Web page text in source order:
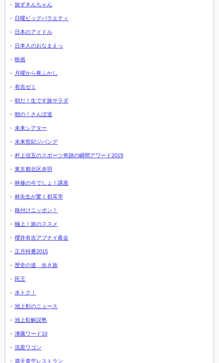
旅ずきんちゃん
日曜ビッグバラエティ
日本のアイドル
日本人のおなまえっ
映画
月曜から夜ふかし
有吉ゼミ
朝だ！生です旅サラダ
朝の！さんぽ道
未来シアター
未来世紀ジパング
村上信五のスポーツ奇跡の瞬間アワード2019
東京都北区赤羽
林修の今でしょ！講座
林先生が驚く初耳学
格付けニッポン！
極上！旅のススメ
櫻井有吉アブナイ夜会
正月特番2015
歴史の道 歩き旅
民王
水トク！
池上彰のニュース
池上彰解説塾
沸騰ワード10
流星ワゴン
満天青空レストラン